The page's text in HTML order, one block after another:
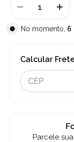
No momento, 6
Calcular
Parcele